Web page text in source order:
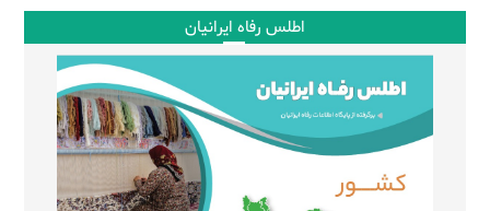
اطلس رفاه ایرانیان